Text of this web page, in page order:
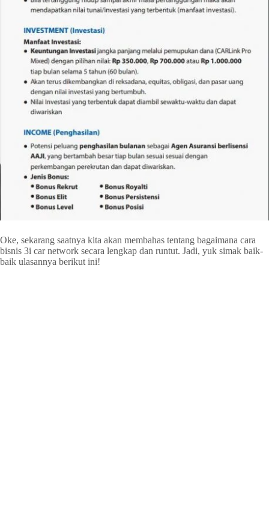
Oke, sekarang saatnya kita akan membahas tentang bagaimana cara
bisnis 3i car network secara lengkap dan runtut. Jadi, yuk simak baik-
baik ulasannya berikut ini!